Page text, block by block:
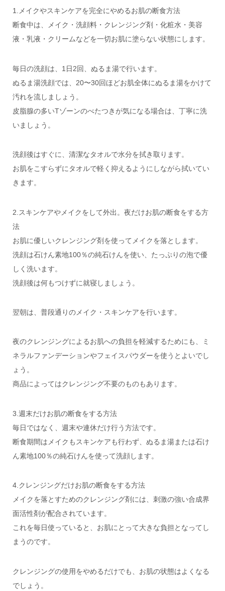
1.メイクやスキンケアを完全にやめるお肌の断食方法
断食中は、メイク・洗顔料・クレンジング剤・化粧水・美容
液・乳液・クリームなどを一切お肌に塗らない状態にします。
毎日の洗顔は、1日2回、ぬるま湯で行います。
ぬるま湯洗顔では、20〜30回ほどお肌全体にぬるま湯をかけて
汚れを流しましょう。
皮脂腺の多いTゾーンのべたつきが気になる場合は、丁寧に洗
いましょう。
洗顔後はすぐに、清潔なタオルで水分を拭き取ります。
お肌をこすらずにタオルで軽く抑えるようにしながら拭いてい
きます。
2.スキンケアやメイクをして外出。夜だけお肌の断食をする方
法
お肌に優しいクレンジング剤を使ってメイクを落とします。
洗顔は石けん素地100％の純石けんを使い、たっぷりの泡で優
しく洗います。
洗顔後は何もつけずに就寝しましょう。
翌朝は、普段通りのメイク・スキンケアを行います。
夜のクレンジングによるお肌への負担を軽減するためにも、ミ
ネラルファンデーションやフェイスパウダーを使うとよいでし
ょう。
商品によってはクレンジング不要のものもあります。
3.週末だけお肌の断食をする方法
毎日ではなく、週末や連休だけ行う方法です。
断食期間はメイクもスキンケアも行わず、ぬるま湯または石け
ん素地100％の純石けんを使って洗顔します。
4.クレンジングだけお肌の断食をする方法
メイクを落とすためのクレンジング剤には、刺激の強い合成界
面活性剤が配合されています。
これを毎日使っていると、お肌にとって大きな負担となってし
まうのです。
クレンジングの使用をやめるだけでも、お肌の状態はよくなる
でしょう。